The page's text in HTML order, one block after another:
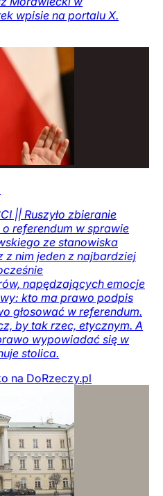
wpisie na portalu X.
|| Ruszyło zbieranie
referendum w sprawie
ze stanowiska
z nim jeden z najbardziej
napędzających emocje
kto ma prawo podpis
głosować w referendum.
by tak rzec, etycznym. A
wypowiadać się w
stolica.
na DoRzeczy.pl